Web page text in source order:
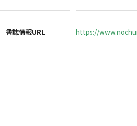
書誌情報URL https://